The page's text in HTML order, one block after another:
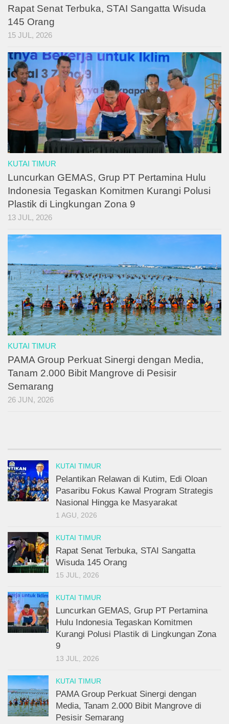
Rapat Senat Terbuka, STAI Sangatta Wisuda
145 Orang
15 JUL, 2026
KUTAI TIMUR
Luncurkan GEMAS, Grup PT Pertamina Hulu
Indonesia Tegaskan Komitmen Kurangi Polusi
Plastik di Lingkungan Zona 9
13 JUL, 2026
KUTAI TIMUR
PAMA Group Perkuat Sinergi dengan Media,
Tanam 2.000 Bibit Mangrove di Pesisir
Semarang
26 JUN, 2026
KUTAI TIMUR
Pelantikan Relawan di Kutim, Edi Oloan
Pasaribu Fokus Kawal Program Strategis
Nasional Hingga ke Masyarakat
1 AGU, 2026
KUTAI TIMUR
Rapat Senat Terbuka, STAI Sangatta
Wisuda 145 Orang
15 JUL, 2026
KUTAI TIMUR
Luncurkan GEMAS, Grup PT Pertamina
Hulu Indonesia Tegaskan Komitmen
Kurangi Polusi Plastik di Lingkungan Zona
9
13 JUL, 2026
KUTAI TIMUR
PAMA Group Perkuat Sinergi dengan
Media, Tanam 2.000 Bibit Mangrove di
Pesisir Semarang